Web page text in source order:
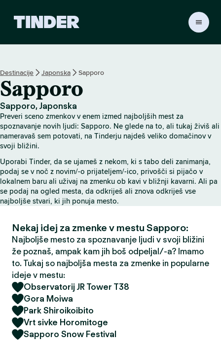
r
D
m
o
v
Destinacije Japonska Sapporo
Sapporo
Sapporo, Japonska
Preveri sceno zmenkov v enem izmed najboljših mest za
spoznavanje novih ljudi: Sapporo. Ne glede na to, ali tukaj živiš ali
nameravaš sem potovati, na Tinderju najdeš veliko domačinov v
svoji bližini.
Uporabi Tinder, da se ujameš z nekom, ki s tabo deli zanimanja,
podaj se v noč z novim/-o prijateljem/-ico, privošči si pijačo v
lokalnem baru ali uživaj na zmenku ob kavi v bližnji kavarni. Ali pa
se podaj na ogled mesta, da odkriješ ali znova odkriješ vse
najboljše stvari, ki jih ponuja mesto.
Nekaj idej za zmenke v mestu Sapporo:
Najboljše mesto za spoznavanje ljudi v svoji bližini
že poznaš, ampak kam jih boš odpeljal/-a? Imamo
to. Tukaj so najboljša mesta za zmenke in popularne
ideje v mestu:
Observatorij JR Tower T38
Gora Moiwa
Park Shiroikoibito
Vrt sivke Horomitoge
Sapporo Snow Festival